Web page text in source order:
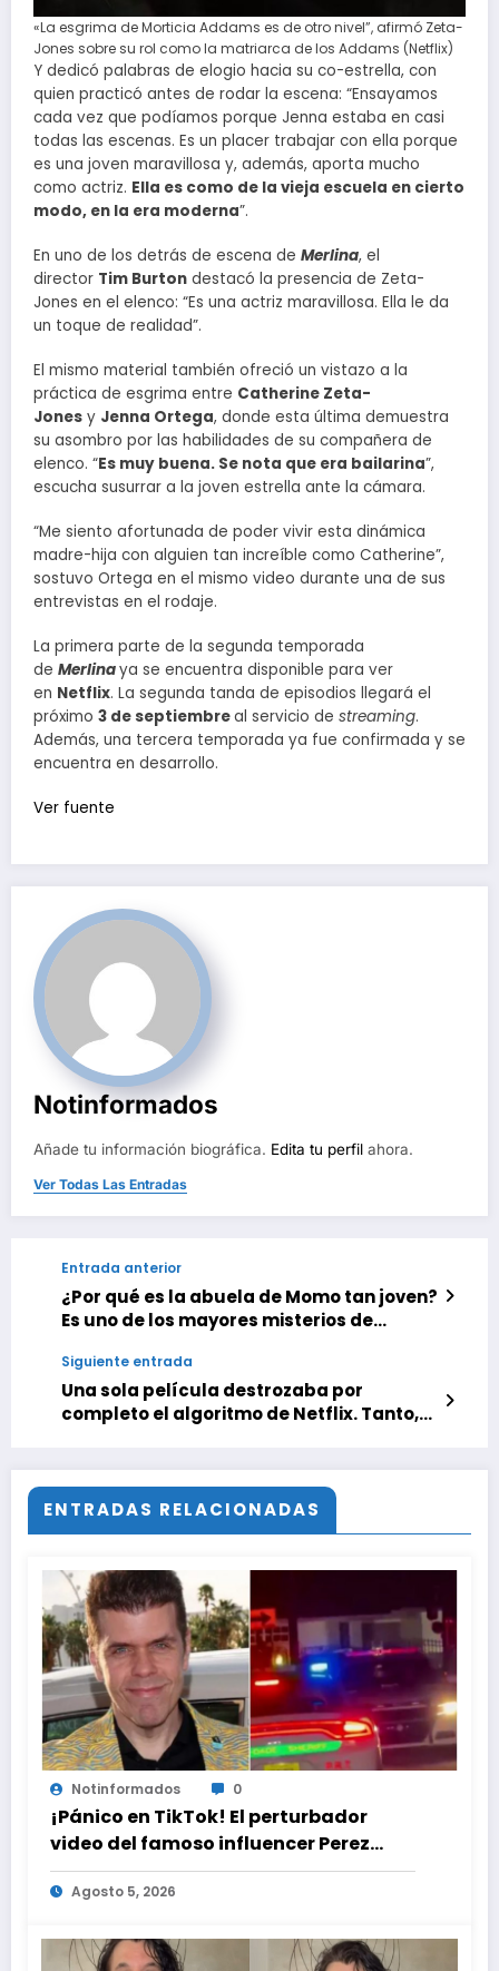
«La esgrima de Morticia Addams es de otro nivel”, afirmó Zeta-
Jones sobre su rol como la matriarca de los Addams (Netflix)
Y dedicó palabras de elogio hacia su co-estrella, con
quien practicó antes de rodar la escena: “Ensayamos
cada vez que podíamos porque Jenna estaba en casi
todas las escenas. Es un placer trabajar con ella porque
es una joven maravillosa y, además, aporta mucho
como actriz. Ella es como de la vieja escuela en cierto
modo, en la era moderna”.
En uno de los detrás de escena de Merlina, el
director Tim Burton destacó la presencia de Zeta-
Jones en el elenco: “Es una actriz maravillosa. Ella le da
un toque de realidad”.
El mismo material también ofreció un vistazo a la
práctica de esgrima entre Catherine Zeta-
Jones y Jenna Ortega, donde esta última demuestra
su asombro por las habilidades de su compañera de
elenco. “Es muy buena. Se nota que era bailarina”,
escucha susurrar a la joven estrella ante la cámara.
“Me siento afortunada de poder vivir esta dinámica
madre-hija con alguien tan increíble como Catherine”,
sostuvo Ortega en el mismo video durante una de sus
entrevistas en el rodaje.
La primera parte de la segunda temporada
de Merlinaya se encuentra disponible para ver
en Netflix. La segunda tanda de episodios llegará el
próximo 3 de septiembreal servicio de streaming.
Además, una tercera temporada ya fue confirmada y se
encuentra en desarrollo.
Ver fuente
Notinformados
Añade tu información biográfica. Edita tu perfil ahora.
Ver Todas Las Entradas
Entrada anterior
¿Por qué es la abuela de Momo tan joven?
Es uno de los mayores misterios de
teorías
Siguiente entrada
Una sola película destrozaba por
completo el algoritmo de Netflix. Tanto,
ENTRADAS RELACIONADAS
Notinformados 0
¡Pánico en TikTok! El perturbador
video del famoso influencer Perez
Hilton que obligó a sus fans a pedir
ayuda médica
Agosto 5, 2026